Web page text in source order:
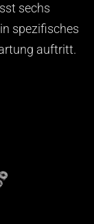
sechs
spezifisches
auftritt.